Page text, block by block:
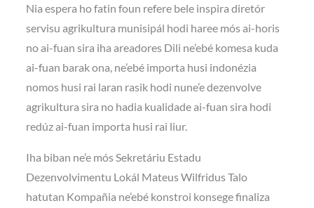
Nia espera ho fatin foun refere bele inspira diretór
servisu agrikultura munisipál hodi haree mós ai-horis
no ai-fuan sira iha areadores Dili ne’ebé komesa kuda
ai-fuan barak ona, ne’ebé importa husi indonézia
nomos husi rai laran rasik hodi nune’e dezenvolve
agrikultura sira no hadia kualidade ai-fuan sira hodi
redúz ai-fuan importa husi rai liur.
Iha biban ne’e mós Sekretáriu Estadu
Dezenvolvimentu Lokál Mateus Wilfridus Talo
hatutan Kompañia ne’ebé konstroi konsege finaliza